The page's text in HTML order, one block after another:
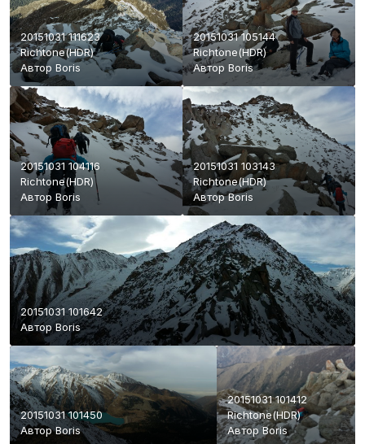
20151031 111623
Richtone(HDR)
Автор Boris
20151031 105144
Richtone(HDR)
Автор Boris
20151031 104116
Richtone(HDR)
Автор Boris
20151031 103143
Richtone(HDR)
АвторBoris
20151031 101642
АвторBoris
20151031 101450
АвторBoris
20151031 101412
Richtone(HDR)
АвторBoris